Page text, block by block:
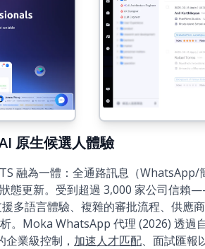
原生候選人體驗
融為一體：全通路訊息（WhatsApp/
態更新。受到超過 3,000 家公司信賴
語言體驗、複雜的審批流程、供應商
。Moka WhatsApp 代理 (2026) 透過
業級控制， 加速人才匹配、面試匯報